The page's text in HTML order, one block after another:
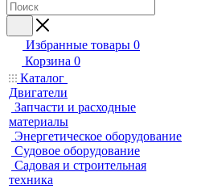
Избранные товары 0
Корзина 0
Каталог
Двигатели
Запчасти и расходные
материалы
Энергетическое оборудование
Судовое оборудование
Садовая и строительная
техника